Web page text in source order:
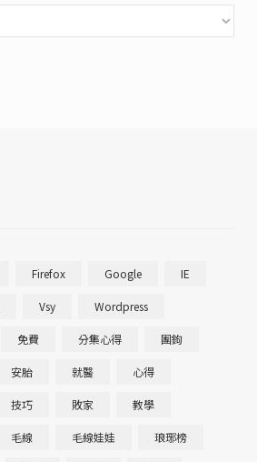
Firefox Google IE
Vsy Wordpress
免費 分集心得 團鉤
安胎 就醫 心得
技巧 敗家 教學
毛線 毛線娃娃 琅琊榜